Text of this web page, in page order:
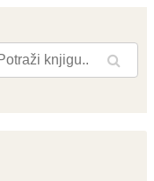
Pretraga